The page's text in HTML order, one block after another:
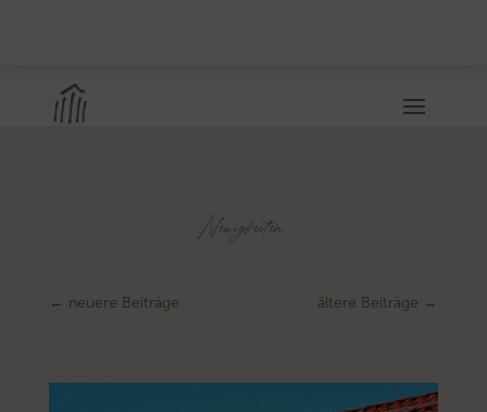
Neuigkeiten
← neuere Beiträge ältere Beiträge →